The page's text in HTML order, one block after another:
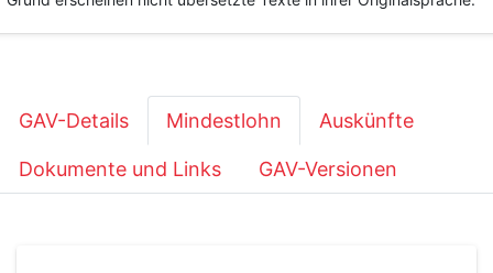
GAV-Details Mindestlohn Auskünfte
Dokumente und Links GAV-Versionen